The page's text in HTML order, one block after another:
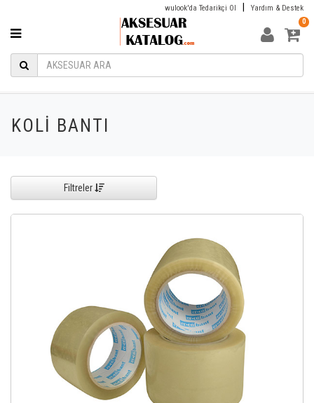
wulook'da Tedarikçi Ol Yardım & Destek
0
KOLİ BANTI
Filtreler